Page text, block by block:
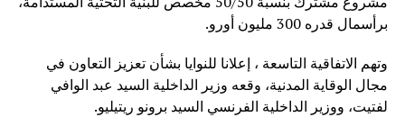
برأسمال قدره 300 مليون أورو.
وتهم الاتفاقية التاسعة ، إعلانا للنوايا بشأن تعزيز التعاون في
مجال الوقاية المدنية، وقعه وزير الداخلية السيد عبد الوافي
لفتيت، ووزير الداخلية الفرنسي السيد برونو ريتيليو.